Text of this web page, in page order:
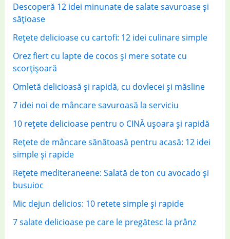
o
r
Descoperă 12 idei minunate de salate savuroase și
sățioase
Rețete delicioase cu cartofi: 12 idei culinare simple
Orez fiert cu lapte de cocos și mere sotate cu
scorțișoară
Omletă delicioasă și rapidă, cu dovlecei și măsline
7 idei noi de mâncare savuroasă la serviciu
10 rețete delicioase pentru o CINĂ ușoara și rapidă
Rețete de mâncare sănătoasă pentru acasă: 12 idei
simple și rapide
Rețete mediteraneene: Salată de ton cu avocado și
busuioc
Mic dejun delicios: 10 retete simple și rapide
7 salate delicioase pe care le pregătesc la prânz